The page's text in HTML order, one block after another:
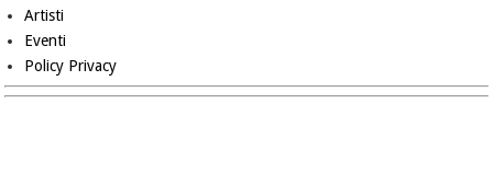
Artisti
Eventi
Policy Privacy